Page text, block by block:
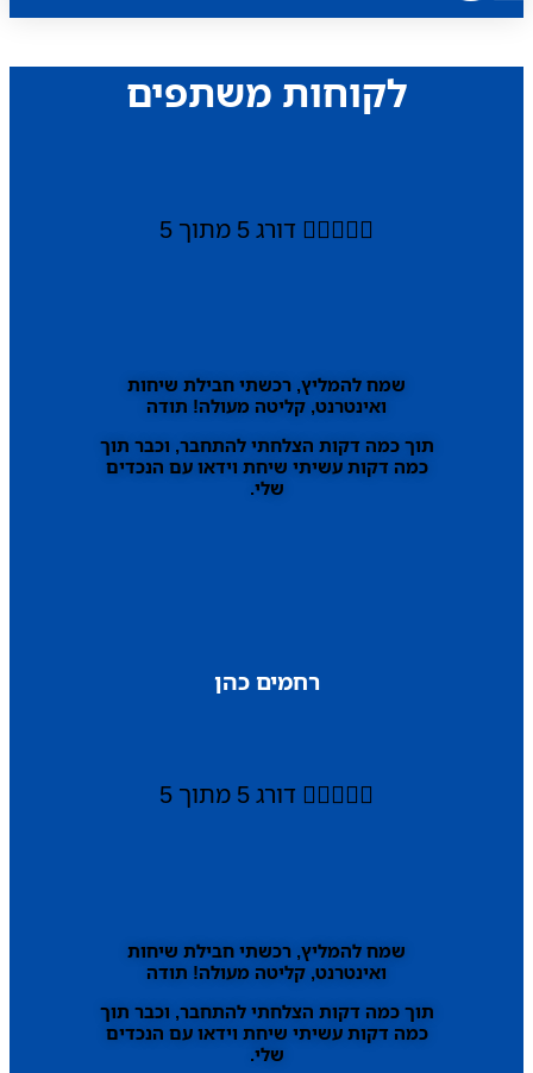
לקוחות משתפים
 דורג 5 מתוך 5
שמח להמליץ, רכשתי חבילת שיחות
ואינטרנט, קליטה מעולה! תודה
תוך כמה דקות הצלחתי להתחבר, וכבר תוך
כמה דקות עשיתי שיחת וידאו עם הנכדים
שלי.
רחמים כהן
 דורג 5 מתוך 5
שמח להמליץ, רכשתי חבילת שיחות
ואינטרנט, קליטה מעולה! תודה
תוך כמה דקות הצלחתי להתחבר, וכבר תוך
כמה דקות עשיתי שיחת וידאו עם הנכדים
שלי.